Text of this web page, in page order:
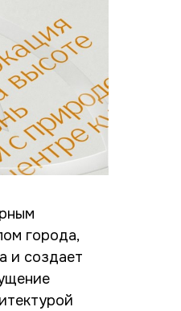
города,
и создает